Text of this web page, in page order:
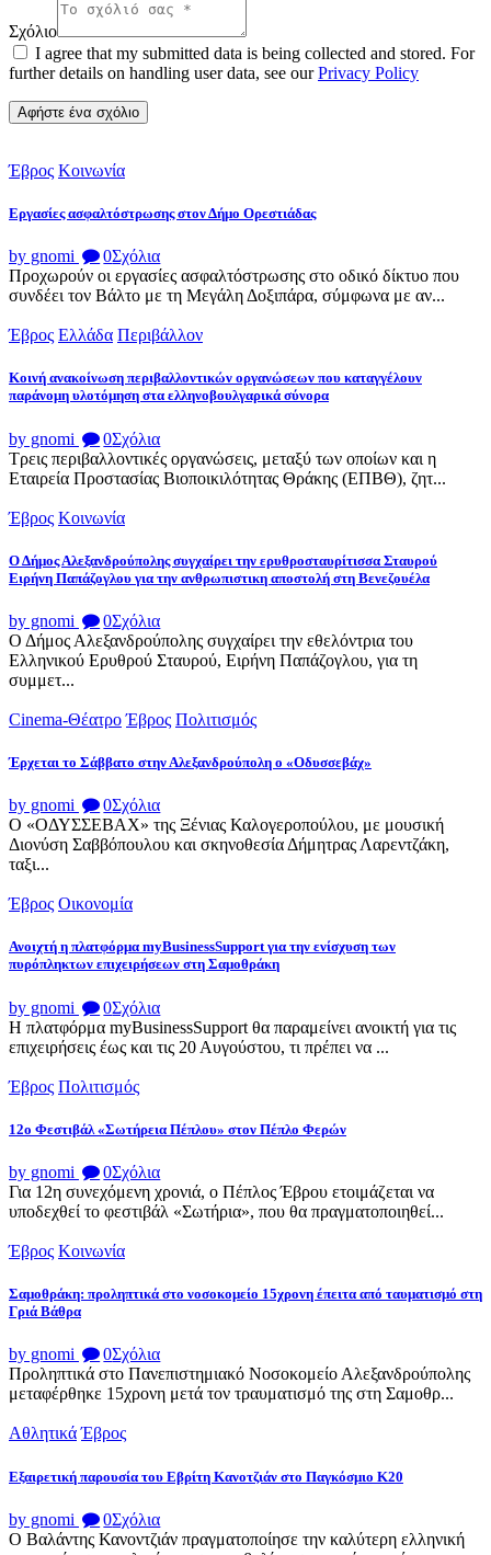
Σχόλιο
I agree that my submitted data is being collected and stored. For
further details on handling user data, see ourPrivacy Policy
Έβρος Κοινωνία
Εργασίες ασφαλτόστρωσης στον Δήμο Ορεστιάδας
by gnomi 0Σχόλια
Προχωρούν οι εργασίες ασφαλτόστρωσης στο οδικό δίκτυο που
συνδέει τον Βάλτο με τη Μεγάλη Δοξιπάρα, σύμφωνα με αν...
Έβρος Ελλάδα Περιβάλλον
Κοινή ανακοίνωση περιβαλλοντικών οργανώσεων που καταγγέλουν
παράνομη υλοτόμηση στα ελληνοβουλγαρικά σύνορα
by gnomi 0Σχόλια
Τρεις περιβαλλοντικές οργανώσεις, μεταξύ των οποίων και η
Εταιρεία Προστασίας Βιοποικιλότητας Θράκης (ΕΠΒΘ), ζητ...
Έβρος Κοινωνία
Ο Δήμος Αλεξανδρούπολης συγχαίρει την ερυθροσταυρίτισσα Σταυρού
Ειρήνη Παπάζογλου για την ανθρωπιστικη αποστολή στη Βενεζουέλα
by gnomi 0Σχόλια
Ο Δήμος Αλεξανδρούπολης συγχαίρει την εθελόντρια του
Ελληνικού Ερυθρού Σταυρού, Ειρήνη Παπάζογλου, για τη
συμμετ...
Cinema-Θέατρο Έβρος Πολιτισμός
Έρχεται το Σάββατο στην Αλεξανδρούπολη ο «Οδυσσεβάχ»
by gnomi 0Σχόλια
Ο «ΟΔΥΣΣΕΒΑΧ» της Ξένιας Καλογεροπούλου, με μουσική
Διονύση Σαββόπουλου και σκηνοθεσία Δήμητρας Λαρεντζάκη,
ταξι...
Έβρος Οικονομία
Ανοιχτή η πλατφόρμα myBusinessSupport για την ενίσχυση των
πυρόπληκτων επιχειρήσεων στη Σαμοθράκη
by gnomi 0Σχόλια
Η πλατφόρμα myBusinessSupport θα παραμείνει ανοικτή για τις
επιχειρήσεις έως και τις 20 Αυγούστου, τι πρέπει να ...
Έβρος Πολιτισμός
12ο Φεστιβάλ «Σωτήρεια Πέπλου» στον Πέπλο Φερών
by gnomi 0Σχόλια
Για 12η συνεχόμενη χρονιά, ο Πέπλος Έβρου ετοιμάζεται να
υποδεχθεί το φεστιβάλ «Σωτήρια», που θα πραγματοποιηθεί...
Έβρος Κοινωνία
Σαμοθράκη: προληπτικά στο νοσοκομείο 15χρονη έπειτα από ταυματισμό στη
Γριά Βάθρα
by gnomi 0Σχόλια
Προληπτικά στο Πανεπιστημιακό Νοσοκομείο Αλεξανδρούπολης
μεταφέρθηκε 15χρονη μετά τον τραυματισμό της στη Σαμοθρ...
Αθλητικά Έβρος
Εξαιρετική παρουσία του Εβρίτη Κανοτζιάν στο Παγκόσμιο Κ20
by gnomi 0Σχόλια
Ο Βαλάντης Κανοντζιάν πραγματοποίησε την καλύτερη ελληνική